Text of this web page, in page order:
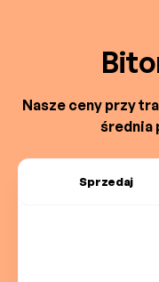
Nasze ceny przy
średnia
Sprzedaj